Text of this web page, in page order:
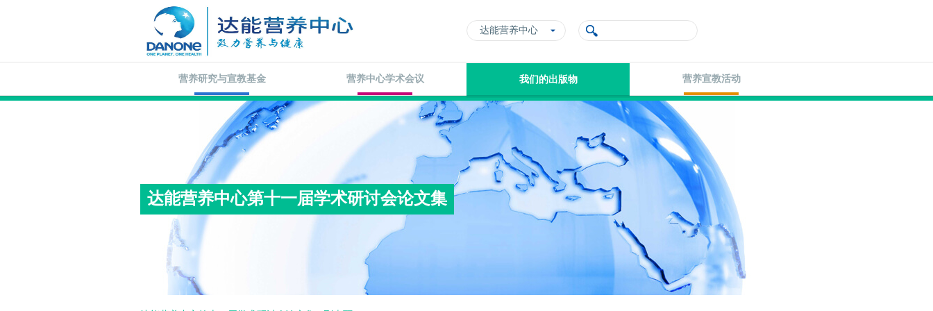
达能营养中心
营养研究与宣教基金 营养中心学术会议 我们的出版物 营养宣教活动
达能营养中心第十一届学术研讨会论文集